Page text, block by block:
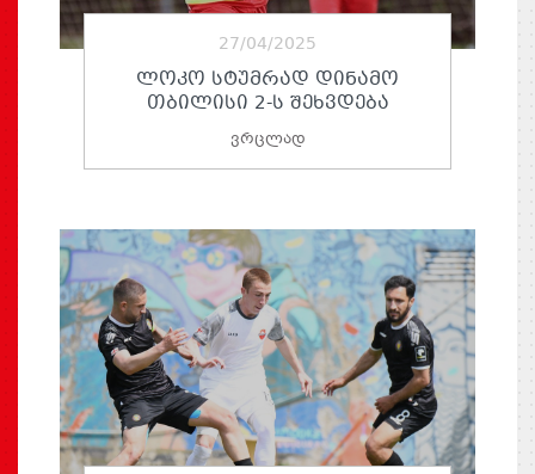
27/04/2025
ᲚᲝᲙᲝ ᲡᲢᲣᲛᲠᲐᲓ ᲓᲘᲜᲐᲛᲝ
ᲗᲑᲘᲚᲘᲡᲘ 2-Ს ᲨᲔᲮᲕᲓᲔᲑᲐ
ვრცლად